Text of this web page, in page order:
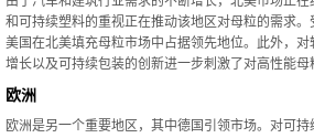
和可持续塑料的重视正在推动该地区对母粒的需求。
美国在北美填充母粒市场中占据领先地位。此外，
增长以及可持续包装的创新进一步刺激了对高性能母
欧洲
欧洲是另一个重要地区，其中德国引领市场。对可